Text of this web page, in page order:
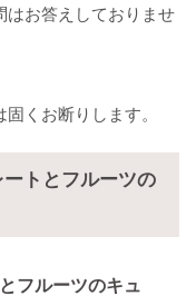
お答えしておりませ
くお断りします。
トとフルーツの
フルーツのキュ